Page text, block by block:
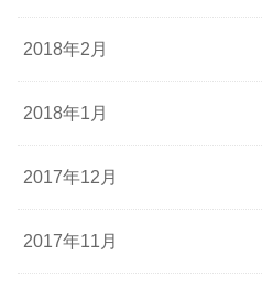
2018年2月
2018年1月
2017年12月
2017年11月